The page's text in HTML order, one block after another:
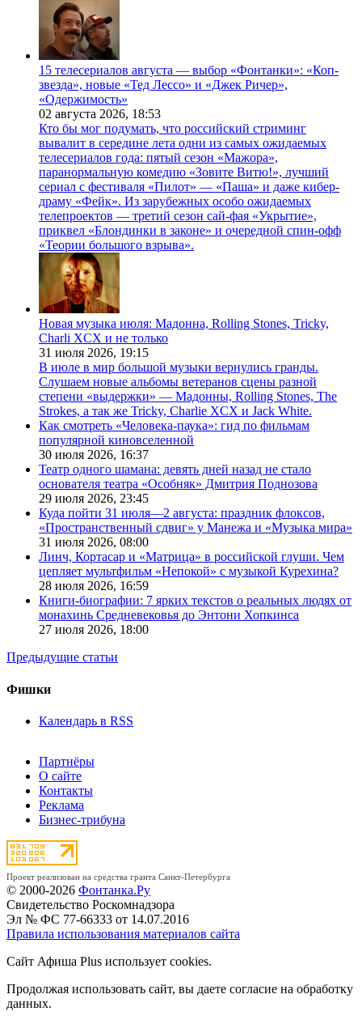
15 телесериалов августа — выбор «Фонтанки»: «Коп-
звезда», новые «Тед Лессо» и «Джек Ричер»,
«Одержимость»
02 августа 2026, 18:53
Кто бы мог подумать, что российский стриминг
вывалит в середине лета одни из самых ожидаемых
телесериалов года: пятый сезон «Мажора»,
паранормальную комедию «Зовите Витю!», лучший
сериал с фестиваля «Пилот» — «Паша» и даже кибер-
драму «Фейк». Из зарубежных особо ожидаемых
телепроектов — третий сезон сай-фая «Укрытие»,
приквел «Блондинки в законе» и очередной спин-офф
«Теории большого взрыва».
Новая музыка июля: Мадонна, Rolling Stones, Tricky,
Charli XCX и не только
31 июля 2026, 19:15
В июле в мир большой музыки вернулись гранды.
Слушаем новые альбомы ветеранов сцены разной
степени «выдержки» — Мадонны, Rolling Stones, The
Strokes, а так же Tricky, Charlie XCX и Jack White.
Как смотреть «Человека-паука»: гид по фильмам
популярной киновселенной
30 июля 2026, 16:37
Театр одного шамана: девять дней назад не стало
основателя театра «Особняк» Дмитрия Поднозова
29 июля 2026, 23:45
Куда пойти 31 июля—2 августа: праздник флоксов,
«Пространственный сдвиг» у Манежа и «Музыка мира»
31 июля 2026, 08:00
Линч, Кортасар и «Матрица» в российской глуши. Чем
цепляет мультфильм «Непокой» с музыкой Курехина?
28 июля 2026, 16:59
Книги-биографии: 7 ярких текстов о реальных людях от
монахинь Средневековья до Энтони Хопкинса
27 июля 2026, 18:00
Предыдущие статьи
Фишки
Календарь в RSS
Партнёры
О сайте
Контакты
Реклама
Бизнес-трибуна
Проект реализован на средства гранта Санкт-Петербурга
© 2000-2026 Фонтанка.Ру
Свидетельство Роскомнадзора
Эл № ФС 77-66333 от 14.07.2016
Правила использования материалов сайта
Сайт Афиша Plus использует cookies.
Продолжая использовать сайт, вы даете согласие на обработку
данных.